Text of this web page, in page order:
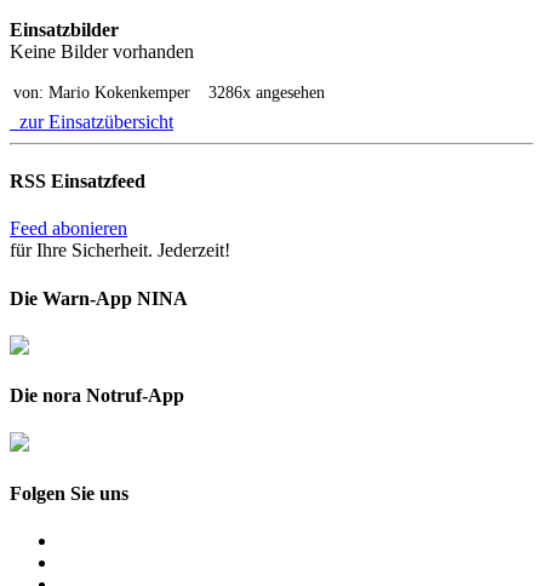
Einsatzbilder
Keine Bilder vorhanden
von: Mario Kokenkemper 3286x angesehen
zur Einsatzübersicht
RSS Einsatzfeed
Feed abonieren
für Ihre Sicherheit. Jederzeit!
Die Warn-App NINA
Die nora Notruf-App
Folgen Sie uns